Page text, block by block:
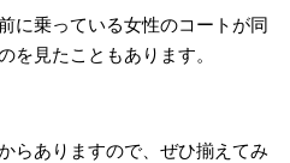
に乗っている女性のコートが同
を見たこともあります。
らありますので、ぜひ揃えてみ